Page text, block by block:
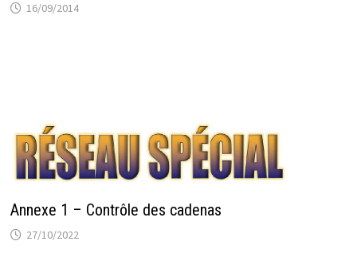
16/09/2014
Annexe 1 – Contrôle des cadenas
27/10/2022